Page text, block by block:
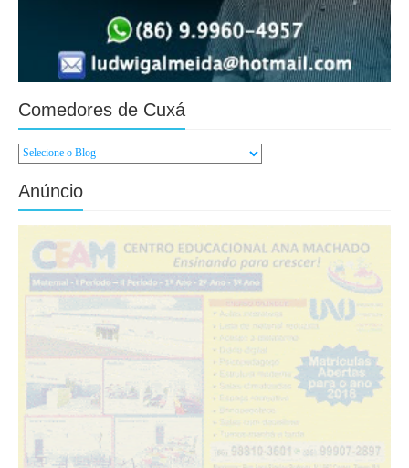
Comedores de Cuxá
Anúncio